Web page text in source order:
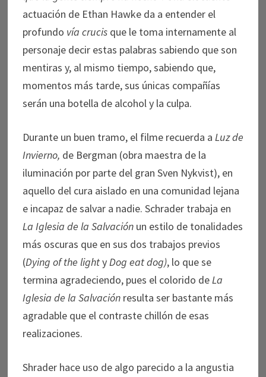
actuación de Ethan Hawke da a entender el
profundo vía crucisque le toma internamente al
personaje decir estas palabras sabiendo que son
mentiras y, al mismo tiempo, sabiendo que,
momentos más tarde, sus únicas compañías
serán una botella de alcohol y la culpa.
Durante un buen tramo, el filme recuerda a Luz de
Invierno, de Bergman (obra maestra de la
iluminación por parte del gran Sven Nykvist), en
aquello del cura aislado en una comunidad lejana
e incapaz de salvar a nadie. Schrader trabaja en
La Iglesia de la Salvaciónun estilo de tonalidades
más oscuras que en sus dos trabajos previos
(Dying of the lightyDog eat dog), lo que se
termina agradeciendo, pues el colorido deLa
Iglesia de la Salvaciónresulta ser bastante más
agradable que el contraste chillón de esas
realizaciones.
Shrader hace uso de algo parecido a la angustia